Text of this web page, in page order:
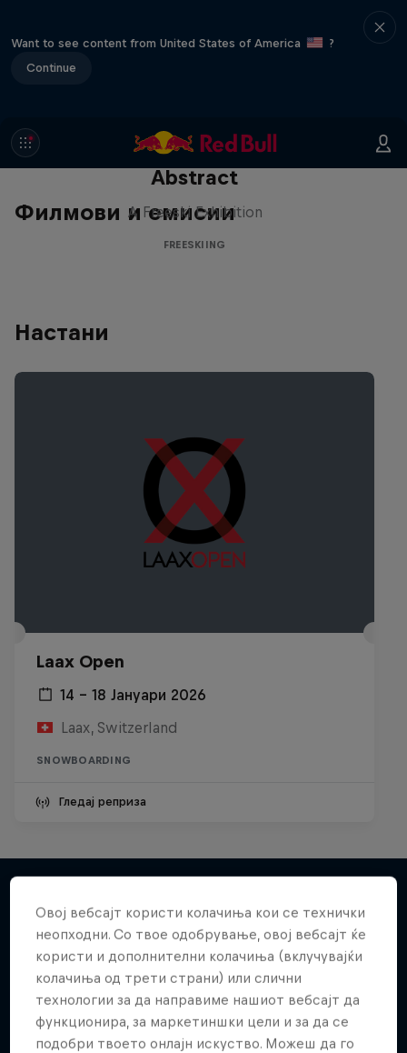
Want to see content from United States of America
?
Continue
Филмови и емисии
Abstract
A Freeski Exhibition
FREESKIING
Настани
Laax Open
14 – 18 Јануари 2026
Laax, Switzerland
SNOWBOARDING
Гледај реприза
Повеќе слична содржина
Овој вебсајт користи колачиња кои се технички
неопходни. Со твое одобрување, овој вебсајт ќе
користи и дополнителни колачиња (вклучувајќи
колачиња од трети страни) или слични
технологии за да направиме нашиот вебсајт да
функционира, за маркетиншки цели и за да се
подобри твоето онлајн искуство. Можеш да го